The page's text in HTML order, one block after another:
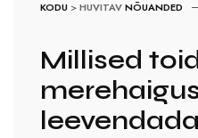
KODU >HUVITAVNÕUANDED
Millised